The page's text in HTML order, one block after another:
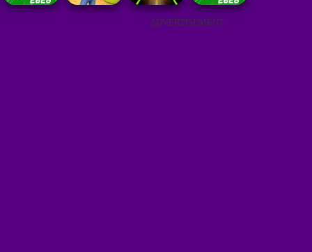
ADVERTISEMENT